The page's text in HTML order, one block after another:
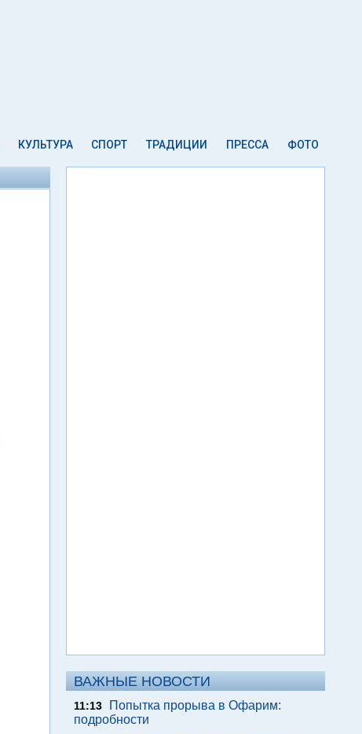
КУЛЬТУРА СПОРТ ТРАДИЦИИ ПРЕССА ФОТО
ВАЖНЫЕ НОВОСТИ
11:13
Попытка прорыва в Офарим:
подробности